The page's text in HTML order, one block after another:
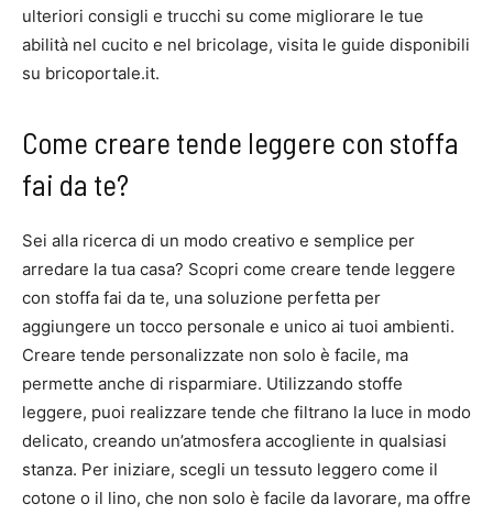
ulteriori consigli e trucchi su come migliorare le tue
abilità nel cucito e nel bricolage, visita le guide disponibili
su bricoportale.it.
Come creare tende leggere con stoffa
fai da te?
Sei alla ricerca di un modo creativo e semplice per
arredare la tua casa? Scopri come creare tende leggere
con stoffa fai da te, una soluzione perfetta per
aggiungere un tocco personale e unico ai tuoi ambienti.
Creare tende personalizzate non solo è facile, ma
permette anche di risparmiare. Utilizzando stoffe
leggere, puoi realizzare tende che filtrano la luce in modo
delicato, creando un’atmosfera accogliente in qualsiasi
stanza. Per iniziare, scegli un tessuto leggero come il
cotone o il lino, che non solo è facile da lavorare, ma offre